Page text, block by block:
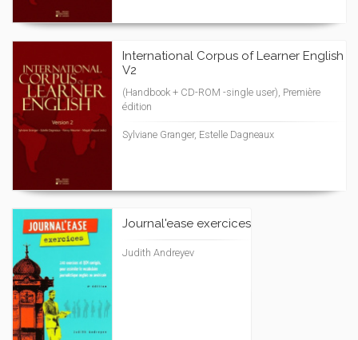
International Corpus of Learner English
V2
(Handbook + CD-ROM -single user), Première
édition
Sylviane Granger, Estelle Dagneaux
Journal'ease exercices
Judith Andreyev